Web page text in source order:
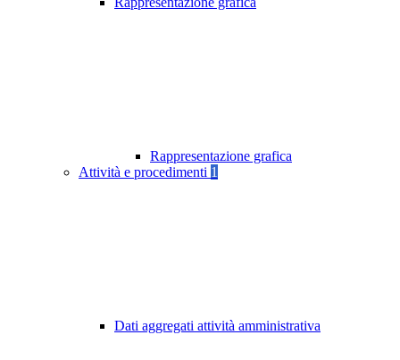
Rappresentazione grafica
Attività e procedimenti 1
Dati aggregati attività amministrativa